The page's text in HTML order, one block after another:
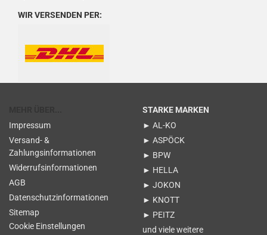
WIR VERSENDEN PER:
Impressum
Versand- &
Zahlungsinformationen
Widerrufsinformationen
AGB
Datenschutzinformationen
Sitemap
Cookie Einstellungen
STARKE MARKEN
► AL-KO
► ASPÖCK
► BPW
► HELLA
► JOKON
► KNOTT
► PEITZ
und viele weitere